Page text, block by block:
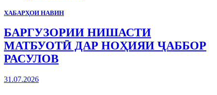
ХАБАРҲОИ НАВИН
БАРГУЗОРИИ НИШАСТИ
МАТБУОТӢ ДАР НОҲИЯИ ҶАББОР
РАСУЛОВ
31.07.2026